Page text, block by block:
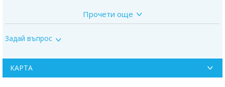
Офертата включва изследване на следните храни:
• Казеин;
Прочети още
Задай въпрос
КАРТА